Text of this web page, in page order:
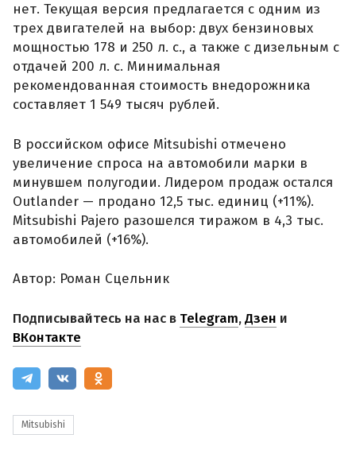
нет. Текущая версия предлагается с одним из
трех двигателей на выбор: двух бензиновых
мощностью 178 и 250 л. с., а также с дизельным с
отдачей 200 л. с. Минимальная
рекомендованная стоимость внедорожника
составляет 1 549 тысяч рублей.
В российском офисе Mitsubishi отмечено
увеличение спроса на автомобили марки в
минувшем полугодии. Лидером продаж остался
Outlander — продано 12,5 тыс. единиц (+11%).
Mitsubishi Pajero разошелся тиражом в 4,3 тыс.
автомобилей (+16%).
Автор: Роман Сцельник
Подписывайтесь на нас в Telegram,Дзен и
ВКонтакте
Mitsubishi